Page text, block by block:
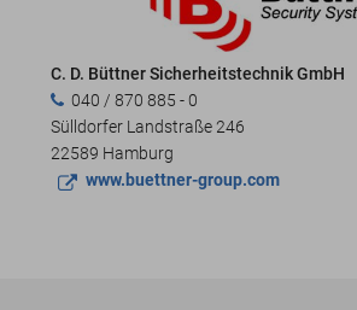
C. D. Büttner Sicherheitstechnik GmbH
040 / 870 885 - 0
Sülldorfer Landstraße 246
22589 Hamburg
www.buettner-group.com